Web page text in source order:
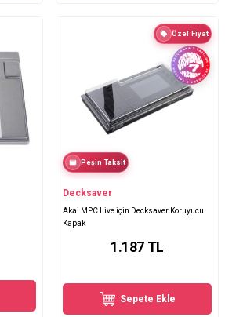
Özel Fiyat
Peşin Taksit
Decksaver
Akai MPC Live için Decksaver Koruyucu
Kapak
1.187 TL
Sepete Ekle